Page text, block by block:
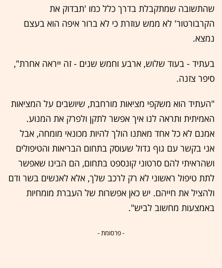
שהתשובה שמתקבלת בדרך כלל כמו 'תבדוק את
הקרבורטור' לא ממש עוזרת כי לא ברור איפה הוא בעצם
נמצא.
בעתיד - בעוד שלוש, ארבע וחמש שנים - זה ייראה אחרת",
סיפר צזנה.
"העתיד הוא משקפי מציאות מורחבת, שיושבים על המציאות
האמיתית ותראה לנו איך אפשר לתקן ולפרק את המנוע.
אמנם לא כל אחד מאתנו הולך להיות מכונאי מומחה, אבל
אני בקשר עם גוף גדול שעוסק בתחום הבריאות והטיפולים
ושהראיתי להם סרטוני קונספט בתחום, הם הבינו שאפשר
לתת טיפול ראשוני לא רק לרכב שלך, אלא לאנשים בשר ודם
ולהציל את חייהם. יש כאן אפשרות של העברת מומחיות
באמצעות מחשוב לביש".
- פרסומת -